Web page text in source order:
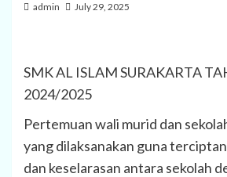
admin July 29, 2025
SMK AL ISLAM SURAKARTA
2024/2025
Pertemuan wali murid dan
yang dilaksanakan guna
dan keselarasan antara sekolah